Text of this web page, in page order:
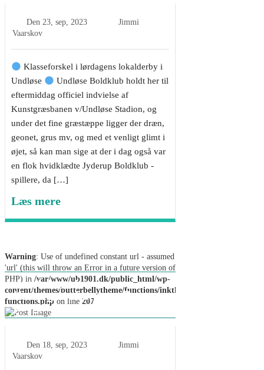
Den 23, sep, 2023
Jimmi
Vaarskov
Klasseforskel i lørdagens lokalderby i
Undløse
Undløse Boldklub holdt her til
eftermiddag officiel indvielse af
Kunstgræsbanen v/Undløse Stadion, og
under det fine græstæppe ligger der dræn,
geonet, grus mv, og med et venligt glimt i
øjet, så kan man sige at der i dag også var
en flok hvidklædte Jyderup Boldklub -
spillere, da […]
Læs mere
Warning: Use of undefined constant url - assumed
'url' (this will throw an Error in a future version of
PHP) in /var/www/ub1901.dk/public_html/wp-
content/themes/butterbellytheme/functions/inkthemes-
functions.php on line 207
Indvielse af
Kunstgræsbanen – Dagens
program
Den 18, sep, 2023
Jimmi
Vaarskov